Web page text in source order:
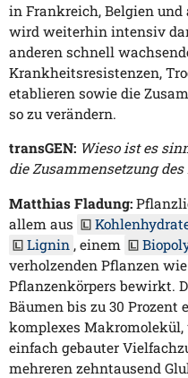
in Frankreich, Belgien und
wird weiterhin intensiv
anderen schnell
Krankheitsresistenzen,
etablieren sowie die
so zu verändern.
transGEN: Wieso ist es
die Zusammensetzung
Matthias Fladung:
allem aus
Lignin , einem
verholzenden Pflanzen
Pflanzenkörpers bewirkt.
Bäumen bis zu 30
komplexes
einfach gebauter
mehreren zehntausend